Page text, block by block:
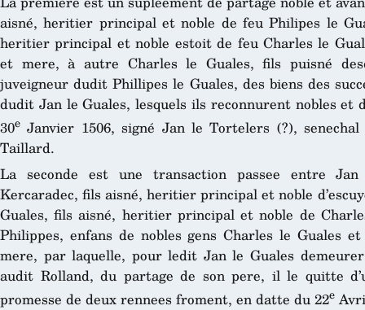
aisné, heritier principal et noble de feu Philipes le
heritier principal et noble estoit de feu Charles le
et mere, à autre Charles le Guales, fils puisné
juveigneur dudit Phillipes le Guales, des biens des
dudit Jan le Guales, lesquels ils reconnurent nobles et
30e Janvier 1506, signé Jan le Tortelers (?),
Taillard.
La seconde est une transaction passee entre
Kercaradec, fils aisné, heritier principal et noble
Guales, fils aisné, heritier principal et noble de
Philippes, enfans de nobles gens Charles le Guales
mere, par laquelle, pour ledit Jan le Guales
audit Rolland, du partage de son pere, il le quitte
promesse de deux rennees froment, en datte du 22e